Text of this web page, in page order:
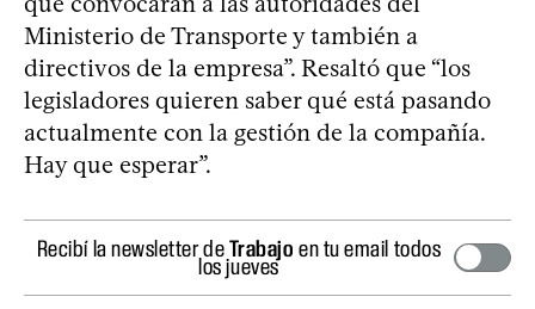
Ministerio de Transporte y también a
directivos de la empresa”. Resaltó que “los
legisladores quieren saber qué está pasando
actualmente con la gestión de la compañía.
Hay que esperar”.
Recibí la newsletter deTrabajo en tu email todos
los jueves